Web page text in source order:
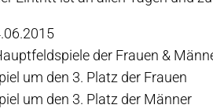
der Frauen &
um den 3. Platz der Frauen
um den 3. Platz der Männer